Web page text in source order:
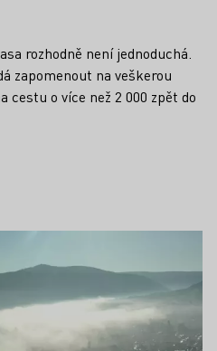
rozhodně není jednoduchá.
zapomenout na veškerou
cestu o více než 2 000 zpět do